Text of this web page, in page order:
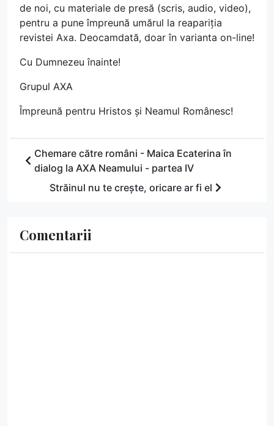
de noi, cu materiale de presă (scris, audio, video),
pentru a pune împreună umărul la reapariția
revistei Axa. Deocamdată, doar în varianta on-line!
Cu Dumnezeu înainte!
Grupul AXA
Împreună pentru Hristos și Neamul Românesc!
Chemare către români - Maica Ecaterina în
dialog la AXA Neamului - partea IV
Străinul nu te crește, oricare ar fi el
Comentarii